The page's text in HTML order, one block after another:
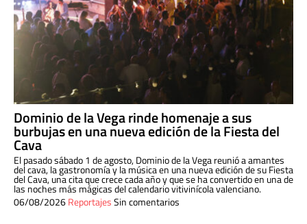
Dominio de la Vega rinde homenaje a sus
burbujas en una nueva edición de la Fiesta del
Cava
El pasado sábado 1 de agosto, Dominio de la Vega reunió a amantes
del cava, la gastronomía y la música en una nueva edición de su Fiesta
del Cava, una cita que crece cada año y que se ha convertido en una de
las noches más mágicas del calendario vitivinícola valenciano.
06/08/2026ReportajesSin comentarios